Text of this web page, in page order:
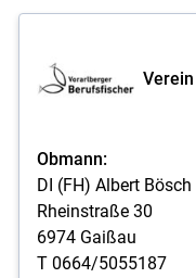
Obmann:
DI (FH) Albert Bösch
Rheinstraße 30
6974 Gaißau
T 0664/5055187